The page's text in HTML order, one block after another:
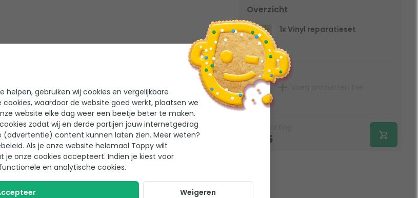
Overzicht
1x Vinyl reparatieset
9,95
helpen, gebruiken wij cookies en vergelijkbare
waardoor de website goed werkt, plaatsen we
website elke dag weer een beetje beter te maken.
zodat wij en derde partijen jouw internetgedrag
(advertentie) content kunnen laten zien. Meer weten?
Als je onze website helemaal Toppy wilt
je onze cookies accepteert. Indien je kiest voor
en analytische cookies.
Weigeren